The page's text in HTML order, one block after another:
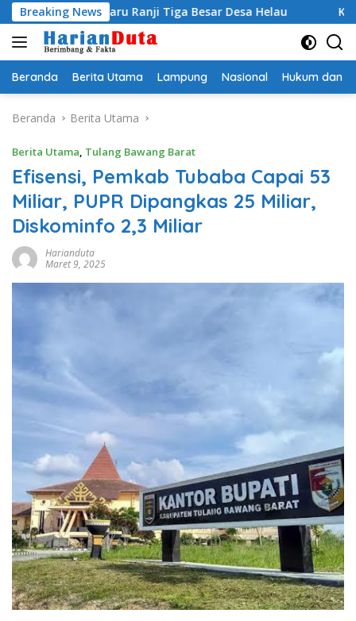
Langsung
ke
konten
Breaking News
Ranji Tiga Besar Desa Helau Komitmen Merawat
Beranda Berita Utama Lampung Nasional Hukum dan
Beranda Berita Utama
Berita Utama, Tulang Bawang Barat
Efisensi, Pemkab Tubaba Capai 53
Miliar, PUPR Dipangkas 25 Miliar,
Diskominfo 2,3 Miliar
Harianduta
Maret 9, 2025